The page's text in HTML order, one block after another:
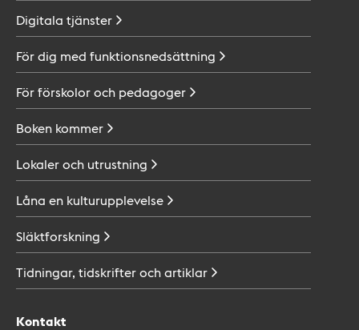
Digitala tjänster
För dig med funktionsnedsättning
För förskolor och pedagoger
Boken kommer
Lokaler och utrustning
Låna en kulturupplevelse
Släktforskning
Tidningar, tidskrifter ochartiklar
Kontakt